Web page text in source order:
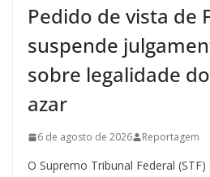
Pedido de vista de
suspende
sobre legalidade
azar
6 de agosto de 2026 Reportagem
O Supremo Tribunal Federal